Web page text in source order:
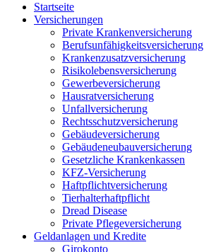
Startseite
Versicherungen
Private Krankenversicherung
Berufsunfähigkeitsversicherung
Krankenzusatzversicherung
Risikolebensversicherung
Gewerbeversicherung
Hausratversicherung
Unfallversicherung
Rechtsschutzversicherung
Gebäudeversicherung
Gebäudeneubauversicherung
Gesetzliche Krankenkassen
KFZ-Versicherung
Haftpflichtversicherung
Tierhalterhaftpflicht
Dread Disease
Private Pflegeversicherung
Geldanlagen und Kredite
Girokonto